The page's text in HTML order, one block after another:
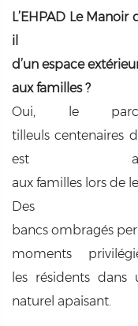
L’EHPAD Le Manoir
il
d’un espace
aux familles ?
Oui, le
tilleuls centenaires
est
aux familles lors de
Des
bancs ombragés
moments
les résidents dans
naturel apaisant.